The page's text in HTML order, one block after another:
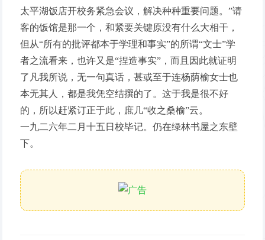
太平湖饭店开校务紧急会议，解决种种重要问题。”请
客的饭馆是那一个，和紧要关键原没有什么大相干，
但从“所有的批评都本于学理和事实”的所谓“文士”学
者之流看来，也许又是“捏造事实”，而且因此就证明
了凡我所说，无一句真话，甚或至于连杨荫榆女士也
本无其人，都是我凭空结撰的了。这于我是很不好
的，所以赶紧订正于此，庶几“收之桑榆”云。
一九二六年二月十五日校毕记。仍在绿林书屋之东壁
下。